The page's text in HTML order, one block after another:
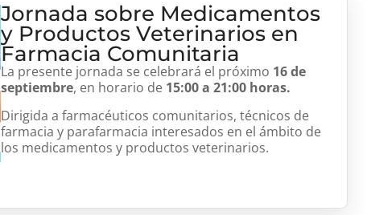
Jornada sobre Medicamentos
y Productos Veterinarios en
Farmacia Comunitaria
La presente jornada se celebrará el próximo 16 de
septiembre, en horario de 15:00 a 21:00 horas.
Dirigida a farmacéuticos comunitarios, técnicos de
farmacia y parafarmacia interesados en el ámbito de
los medicamentos y productos veterinarios.